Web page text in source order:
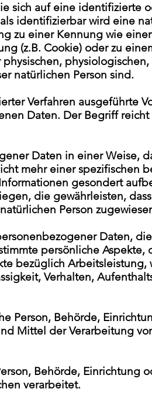
sich auf eine identifizierte
identifizierbar wird eine
zu einer Kennung wie
(z.B. Cookie) oder zu
natürlichen Person sind.
Verfahren ausgeführte
Daten. Der Begriff
Daten in einer Weise,
mehr einer spezifischen
gesondert
die gewährleisten,
Person
Daten,
persönliche Aspekte,
bezüglich Arbeitsleistung,
Verhalten,
Person, Behörde,
Mittel der Verarbeitung
Behörde, Einrichtung
verarbeitet.